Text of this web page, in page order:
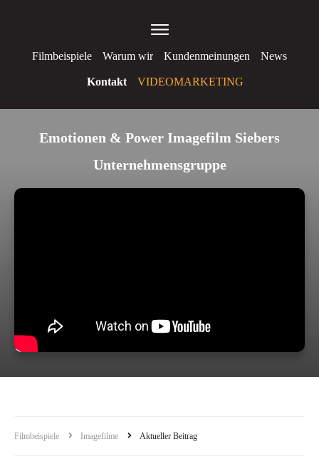
Filmbeispiele Warum wir Kundenmeinungen News
Kontakt VIDEOMARKETING
Emotionen & Power Imagefilm Siebers
Unternehmensgruppe
Filmbeispiele Imagefilme Aktueller Beitrag